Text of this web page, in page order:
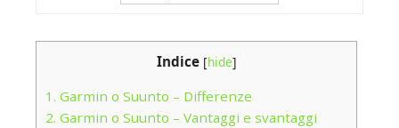
Indice [hide]
1. Garmin o Suunto – Differenze
2. Garmin o Suunto – Vantaggi e svantaggi